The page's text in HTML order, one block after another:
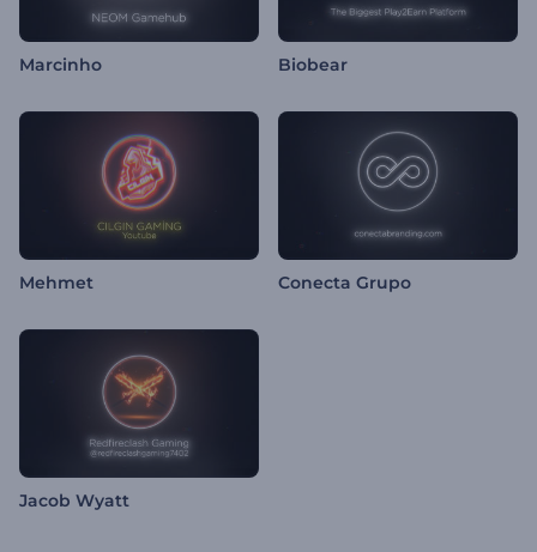
Marcinho Biobear
Mehmet Conecta Grupo
Jacob Wyatt